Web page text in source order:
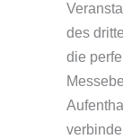
des
die